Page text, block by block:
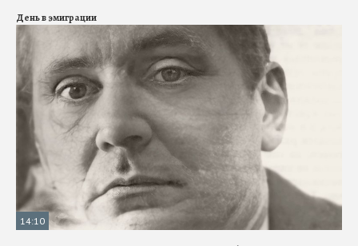
День в эмиграции
14:10